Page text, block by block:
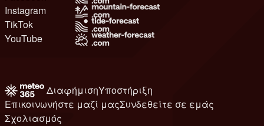
Instagram
TikTok
YouTube
ΔιαφήμισηΥποστήριξη
Επικοινωνήστε μαζί μαςΣυνδεθείτε σε εμάς
Σχολιασμός